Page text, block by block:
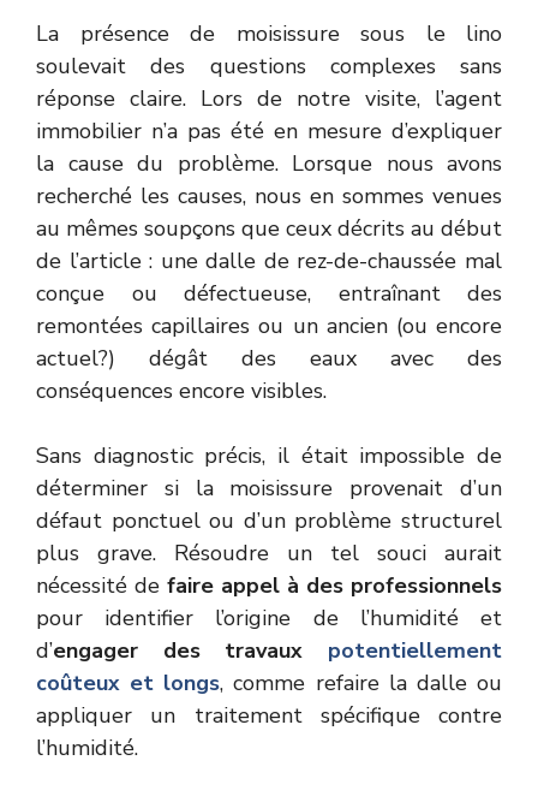
La présence de moisissure sous le lino
soulevait des questions complexes sans
réponse claire. Lors de notre visite, l’agent
immobilier n’a pas été en mesure d’expliquer
la cause du problème. Lorsque nous avons
recherché les causes, nous en sommes venues
au mêmes soupçons que ceux décrits au début
de l’article : une dalle de rez-de-chaussée mal
conçue ou défectueuse, entraînant des
remontées capillaires ou un ancien (ou encore
actuel?) dégât des eaux avec des
conséquences encore visibles.
Sans diagnostic précis, il était impossible de
déterminer si la moisissure provenait d’un
défaut ponctuel ou d’un problème structurel
plus grave. Résoudre un tel souci aurait
nécessité de faire appel à des professionnels
pour identifier l’origine de l’humidité et
d’engager des travaux potentiellement
coûteux et longs, comme refaire la dalle ou
appliquer un traitement spécifique contre
l’humidité.